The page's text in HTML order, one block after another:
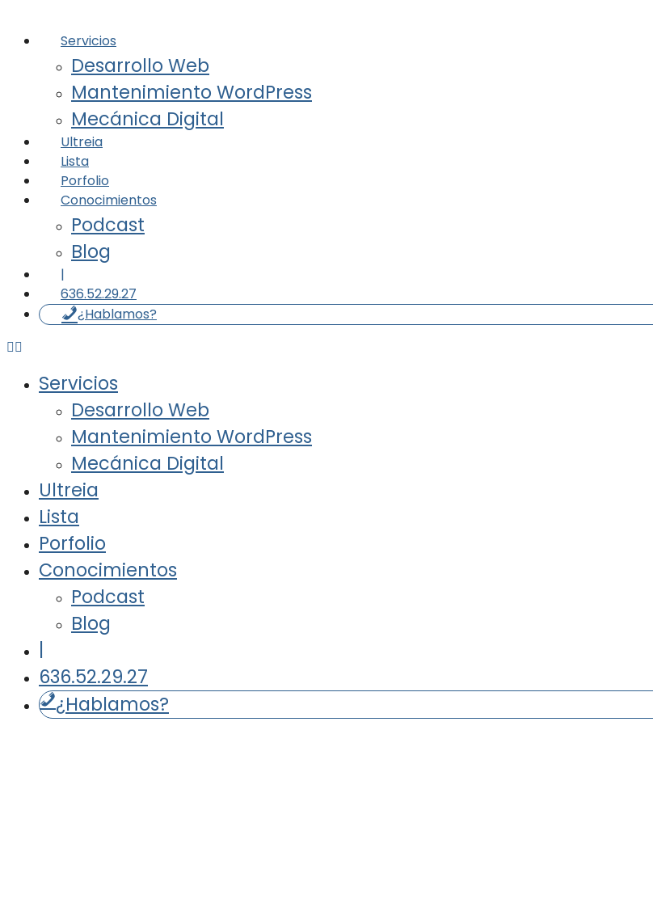
Servicios
Desarrollo Web
Mantenimiento WordPress
Mecánica Digital
Ultreia
Lista
Porfolio
Conocimientos
Podcast
Blog
|
636.52.29.27
¿Hablamos?
Servicios
Desarrollo Web
Mantenimiento WordPress
Mecánica Digital
Ultreia
Lista
Porfolio
Conocimientos
Podcast
Blog
|
636.52.29.27
¿Hablamos?